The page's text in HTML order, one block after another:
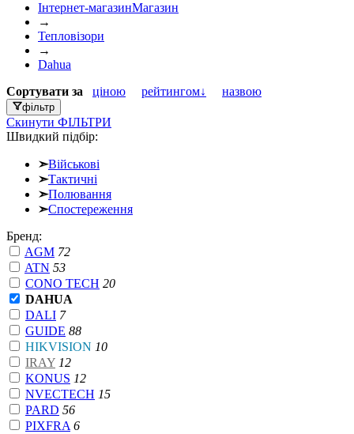
Інтернет-магазинМагазин
→
Тепловізори
→
Dahua
Сортувати за ціною рейтингом↓ назвою
фільтр
Скинути ФІЛЬТРИ
Швидкий підбір:
➣Військові
➣Тактичні
➣Полювання
➣Спостереження
Бренд:
AGM 72
ATN 53
CONO TECH 20
DAHUA
DALI 7
GUIDE 88
HIKVISION 10
IRAY 12
KONUS 12
NVECTECH 15
PARD 56
PIXFRA 6